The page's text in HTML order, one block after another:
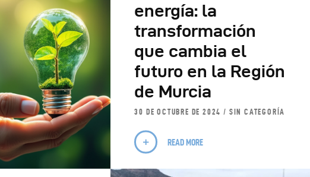
energía: la
transformación
que cambia el
futuro en la Región
de Murcia
30 DE OCTUBRE DE 2024 SIN CATEGORÍA
READ MORE